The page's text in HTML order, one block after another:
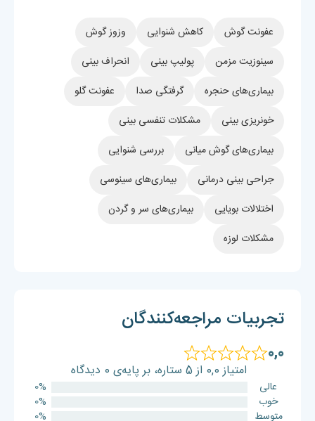
عفونت گوش کاهش شنوایی
وزوز گوش
سینوزیت مزمن
پولیپ بینی
انحراف بینی
بیماری‌های حنجره
گرفتگی صدا
عفونت گلو
خونریزی بینی
مشکلات تنفسی بینی
بیماری‌های گوش میانی
بررسی شنوایی
جراحی بینی درمانی
بیماری‌های سینوسی
اختلالات بویایی
بیماری‌های سر و گردن
مشکلات لوزه
تجربیات مراجعه‌کنندگان
0,0
امتیاز 0,0 از 5 ستاره، بر پایه‌ی 0 دیدگاه
عالی
0%
خوب
0%
متوسط
0%